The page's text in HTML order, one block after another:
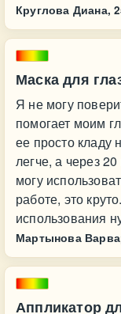
Круглова Диана,
Маска для
Я не могу
помогает моим
ее просто кладу
легче, а через
могу
работе, это
использования
Мартынова
Аппликатор